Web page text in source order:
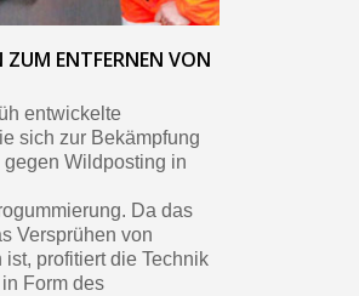
ZUM ENTFERNEN VON
entwickelte
sich zur Bekämpfung
Wildposting in
Da das
Versprühen von
profitiert die Technik
Form des